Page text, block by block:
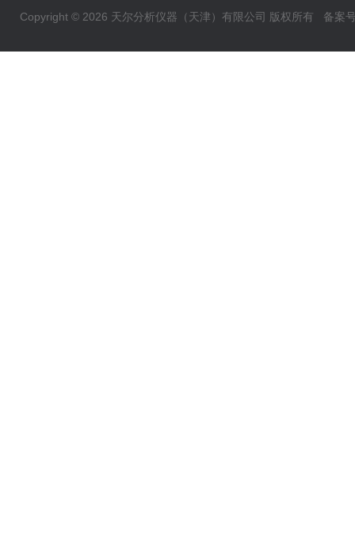
Copyright © 2026 天尔分析仪器（天津）有限公司 版权所有 备案